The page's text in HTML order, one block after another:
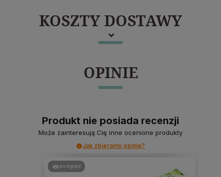
KOSZTY DOSTAWY
OPINIE
Produkt nie posiada recenzji
Może zainteresują Cię inne ocenione produkty
Jak zbieramy opinie?
podgląd